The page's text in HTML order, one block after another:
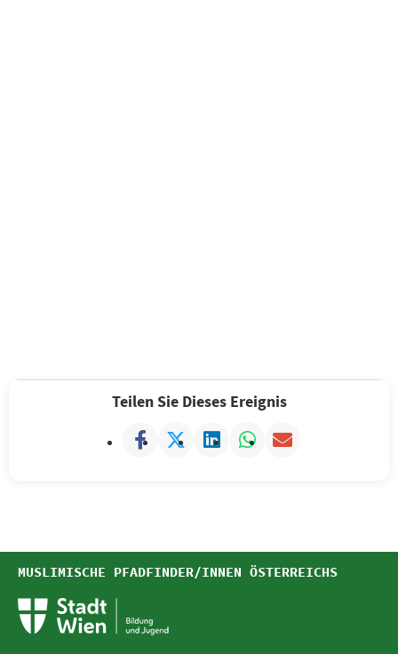
Teilen Sie Dieses Ereignis
MUSLIMISCHE PFADFINDER/INNEN ÖSTERREICHS